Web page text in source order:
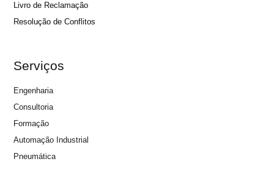
Livro de Reclamação
Resolução de Conflitos
Serviços
Engenharia
Consultoria
Formação
Automação Industrial
Pneumática